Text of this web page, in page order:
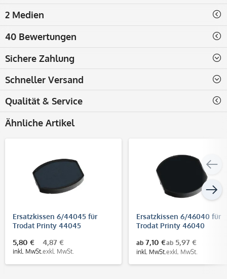
2 Medien
40 Bewertungen
Sichere Zahlung
Schneller Versand
Qualität & Service
Ähnliche Artikel
Ersatzkissen 6/44045 für
Trodat Printy 44045
5,80 €
inkl. MwSt.
4,87 €
exkl. MwSt.
Ersatzkissen 6/46040 für
Trodat Printy 46040
ab 7,10 €
inkl. MwSt.
ab 5,97 €
exkl. MwSt.